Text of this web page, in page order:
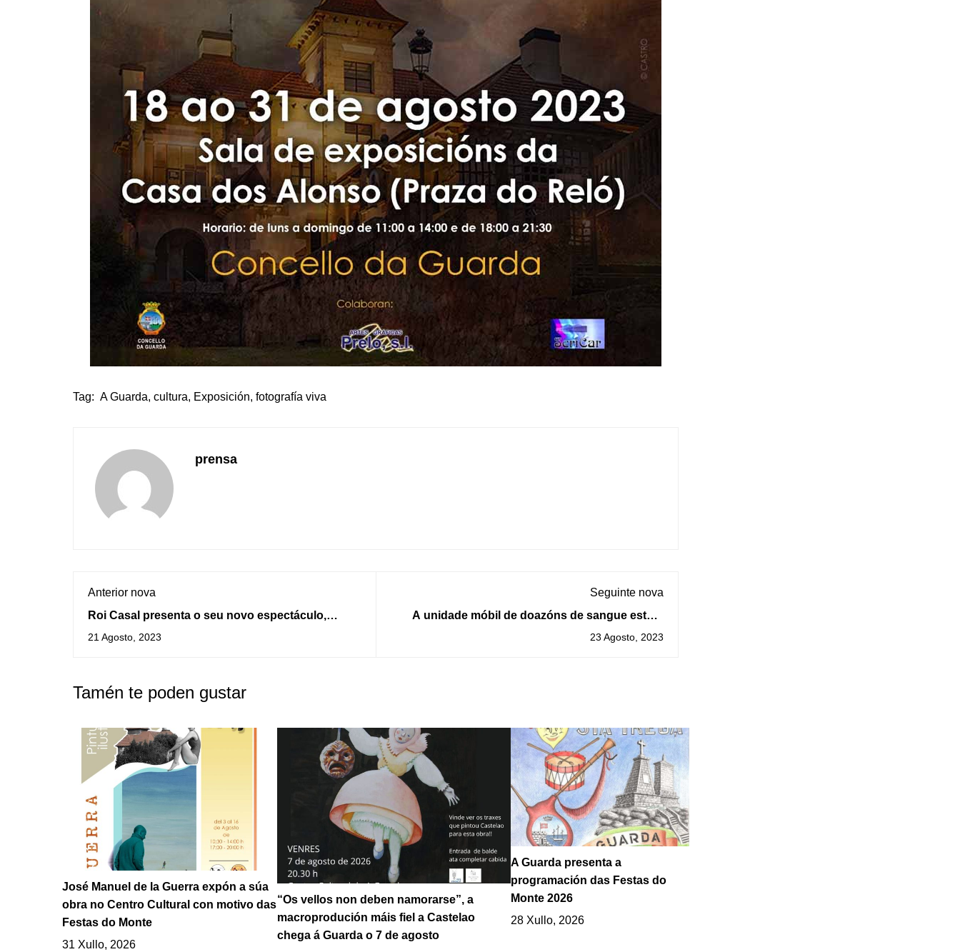
Tag: A Guarda, cultura, Exposición, fotografía viva
prensa
Anterior nova
Roi Casal presenta o seu novo espectáculo,
Ambos Mundos, na Guarda
21 Agosto, 2023
Seguinte nova
A unidade móbil de doazóns de sangue estará
instalada na Guarda o 31 de agosto e 1 de
23 Agosto, 2023
Tamén te poden gustar
José Manuel de la Guerra expón a súa
obra no Centro Cultural con motivo das
Festas do Monte
31 Xullo, 2026
“Os vellos non deben namorarse”, a
macroprodución máis fiel a Castelao
chega á Guarda o 7 de agosto
A Guarda presenta a
programación das Festas do
Monte 2026
28 Xullo, 2026